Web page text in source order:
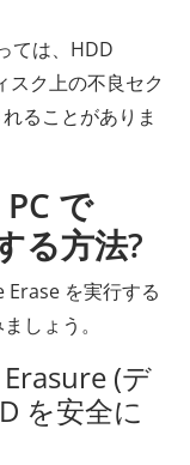
ては、HDD
スク上の不良セク
ることがありま
で
る方法?
を実行する
しょう。
(デ
を安全に